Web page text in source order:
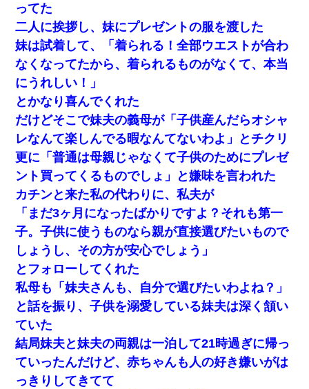
13歳娘が元嫁のところから逃げてきた。どう扱ったらいい
のかわからない
ミスした新人(
)に冗談で「行為させてくれたら許してあ
げる」って言ったら・・・
義兄嫁が義実家で「コロナ陽性だったからこのまま療養さ
せて下さい」と言い出してド修羅場になった
全く親しくないママ友Aから突然「飲み会しよう」と誘われ
たがお断りした。後日Aの企みを知ってゾッとするやら腹立
つやら！
【悲報】姉と入浴中に大きくなってしまった結果ｗｗｗｗ
ｗｗｗｗ
同じマンションに住んでる女性が鍵をわかりやすいところ
に隠している事に気づいた俺「忍びこんでみよう！」→ 結
果
兄の新しい嫁がやらかしすぎて辛い。当たり前のように実
家や姪の幼稚園に来る
アパートのドアに『ハンザイ者！この人はさいあくの人で
す』と張り紙が！大家「面倒はごめんだよ」私「はあ」→
警察に行き、見回りで犯人が捕まったが、それが…｜生活
｜ヌルポあんてな
ってた
二人に挨拶し、妹にプレゼントの服を渡した
妹は試着して、「着られる！全部ウエストが合わ
なくなってたから、着られるものがなくて、本当
にうれしい！」
とかなり喜んでくれた
だけどそこで妹夫の義母が「子供産んだらオシャ
レなんて楽しんでる暇なんてないわよ」とチクリ
更に「普通は母親じゃなくて子供のためにプレゼ
ント買ってくるものでしょ」と嫌味を言われた
カチンと来た私の代わりに、私夫が
「まだ3ヶ月になったばかりですよ？それも第一
子。子供に使うものなら親が直接選びたいもので
しょうし、その方が安心でしょう」
とフォローしてくれた
私母も「妹夫さんも、自分で選びたいわよね？」
と話を振り、子供を溺愛している妹夫は深く頷い
ていた
結局妹夫と妹夫の両親は一泊して21時過ぎに帰っ
ていったんだけど、赤ちゃんも人の好き嫌いがは
っきりしてきてて